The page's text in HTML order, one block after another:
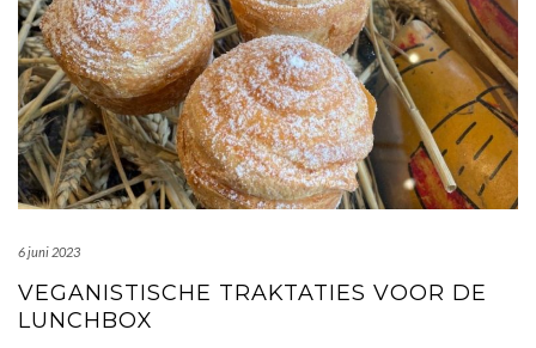
6 juni 2023
VEGANISTISCHE TRAKTATIES VOOR DE
LUNCHBOX